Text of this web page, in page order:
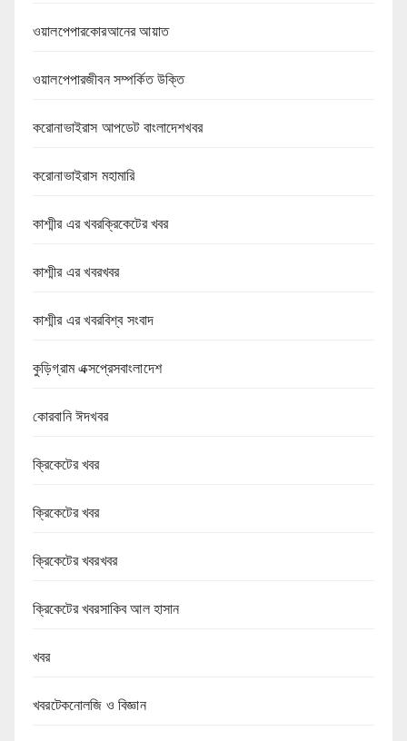
ওয়ালপেপারকোরআনের আয়াত
ওয়ালপেপারজীবন সম্পর্কিত উক্তি
করোনাভাইরাস আপডেট বাংলাদেশখবর
করোনাভাইরাস মহামারি
কাশ্মীর এর খবরক্রিকেটের খবর
কাশ্মীর এর খবরখবর
কাশ্মীর এর খবরবিশ্ব সংবাদ
কুড়িগ্রাম এক্সপ্রেসবাংলাদেশ
কোরবানি ঈদখবর
ক্রিকেটের খবর
ক্রিকেটের খবর
ক্রিকেটের খবরখবর
ক্রিকেটের খবরসাকিব আল হাসান
খবর
খবরটেকনোলজি ও বিজ্ঞান